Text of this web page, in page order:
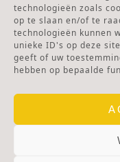
technologieën zoals
op te slaan en/of te
technologieën kunnen
unieke ID's op deze
geeft of uw
hebben op bepaalde
Ga naar Doneren
ANBI Stichting
RSIN nummer: